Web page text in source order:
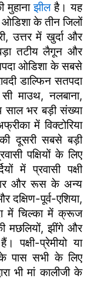
मुहानाझीलहै। यह
के तीन जिलों
उत्तर में खुर्दा और
तटीय लैगून और
ओडिशा के सबसे
डाल्फिन सतपदा
माउथ, नलबाना,
साल भर बड़ी संख्या
में विक्टोरिया
की दूसरी सबसे बड़ी
पक्षियों के लिए
में प्रवासी पक्षी
और रूस के अन्य
दक्षिण-पूर्व-एशिया,
में चिल्का में क्रूज
मछलियों, झींगे और
प्रेमीयो या
के पास सभी के लिए
भी मां कालीजी के